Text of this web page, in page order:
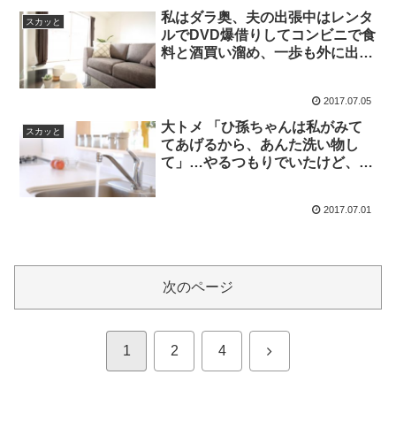
スカッと
私はダラ奥、夫の出張中はレンタ
ルでDVD爆借りしてコンビニで食
料と酒買い溜め、一歩も外に出ず
2017.07.05
スカッと
大トメ 「ひ孫ちゃんは私がみて
てあげるから、あんた洗い物し
て」…やるつもりでいたけど、こ
2017.07.01
次のページ
1 2 4 次